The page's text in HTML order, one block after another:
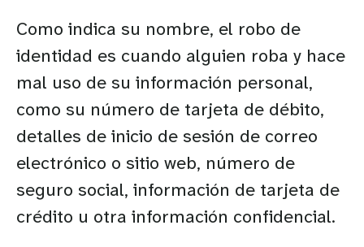
Como indica su nombre, el robo de
identidad es cuando alguien roba y hace
mal uso de su información personal,
como su número de tarjeta de débito,
detalles de inicio de sesión de correo
electrónico o sitio web, número de
seguro social, información de tarjeta de
crédito u otra información confidencial.